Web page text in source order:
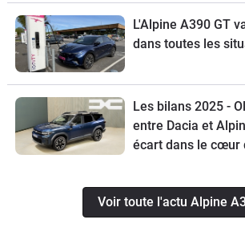
L'Alpine A390 GT
dans toutes les
Les bilans 2025 -
entre Dacia et
écart dans le cœur
Voir toute l'actu Alpine